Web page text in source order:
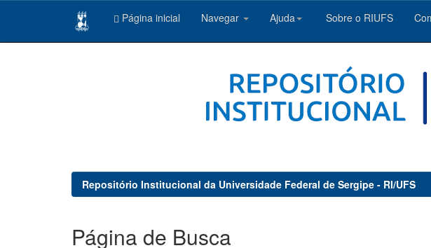
Página inicial Navegar Ajuda Sobre o RIUFS
Repositório Institucional da Universidade Federal de Sergipe - RI/UFS
Página de Busca